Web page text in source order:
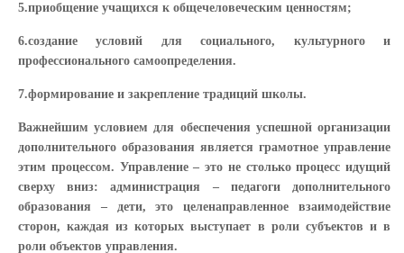
5.приобщение учащихся к общечеловеческим ценностям;
6.создание условий для социального, культурного и
профессионального самоопределения.
7.формирование и закрепление традиций школы.
Важнейшим условием для обеспечения успешной организации
дополнительного образования является грамотное управление
этим процессом. Управление – это не столько процесс идущий
сверху вниз: администрация – педагоги дополнительного
образования – дети, это целенаправленное взаимодействие
сторон, каждая из которых выступает в роли субъектов и в
роли объектов управления.